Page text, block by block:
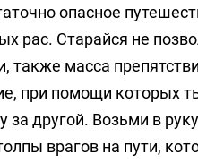
опасное
рас. Старайся не
также масса
при помощи которых
за другой. Возьми в
врагов на пути,